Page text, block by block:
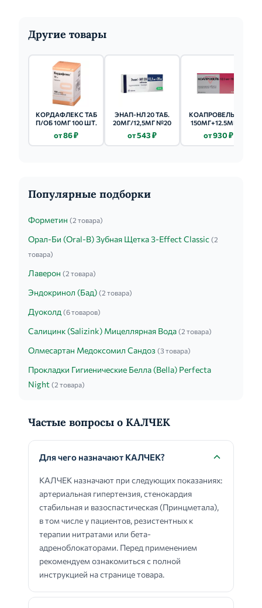
Другие товары
КОРДАФЛЕКС ТАБ
П/ОБ 10МГ 100 ШТ.
от 86 ₽
ЭНАП-НЛ 20 ТАБ.
20МГ/12,5МГ №20
от 543 ₽
КОАПРОВЕЛЬ ТАБ
150МГ+12.5МГ 28
от 930 ₽
Популярные подборки
Форметин (2 товара)
Орал-Би (Oral-B) Зубная Щетка 3-Effect Classic (2
товара)
Лаверон (2 товара)
Эндокринол (Бад) (2 товара)
Дуоколд (6 товаров)
Салицинк (Salizink) Мицеллярная Вода (2 товара)
Олмесартан Медоксомил Сандоз (3 товара)
Прокладки Гигиенические Белла (Bella) Perfecta
Night (2 товара)
Частые вопросы о КАЛЧЕК
Для чего назначают КАЛЧЕК?
КАЛЧЕК назначают при следующих показаниях:
артериальная гипертензия, стенокардия
стабильная и вазоспастическая (Принцметала),
в том числе у пациентов, резистентных к
терапии нитратами или бета-
адреноблокаторами. Перед применением
рекомендуем ознакомиться с полной
инструкцией на странице товара.